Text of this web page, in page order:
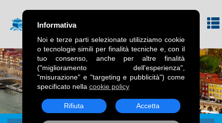
Informativa
Noi e terze parti selezionate utilizziamo cookie
o tecnologie simili per finalità tecniche e, con il
tuo consenso, anche per altre finalità
("miglioramento dell'esperienza",
"misurazione" e "targeting e pubblicità") come
specificato nella cookie policy
Rifiuta Accetta